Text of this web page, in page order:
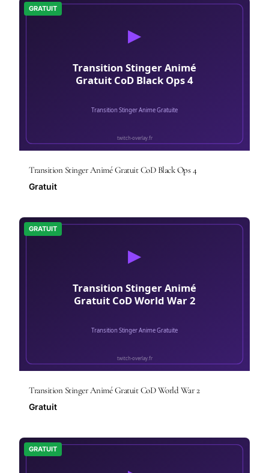
GRATUIT
Transition Stinger Animé Gratuit CoD Black Ops 4
Gratuit
GRATUIT
Transition Stinger Animé Gratuit CoD World War 2
Gratuit
GRATUIT